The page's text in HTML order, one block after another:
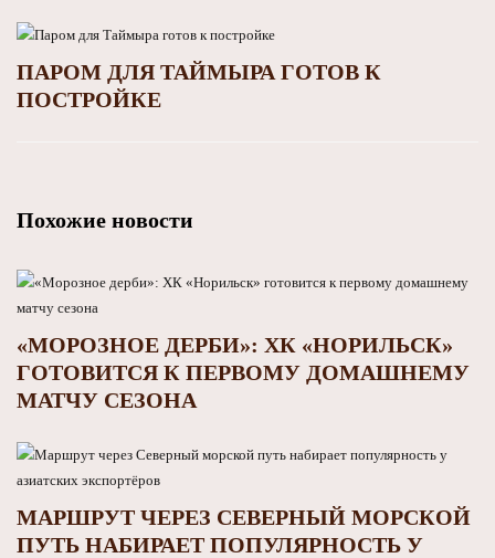
ПАРОМ ДЛЯ ТАЙМЫРА ГОТОВ К
ПОСТРОЙКЕ
Похожие новости
«МОРОЗНОЕ ДЕРБИ»: ХК «НОРИЛЬСК»
ГОТОВИТСЯ К ПЕРВОМУ ДОМАШНЕМУ
МАТЧУ СЕЗОНА
МАРШРУТ ЧЕРЕЗ СЕВЕРНЫЙ МОРСКОЙ
ПУТЬ НАБИРАЕТ ПОПУЛЯРНОСТЬ У